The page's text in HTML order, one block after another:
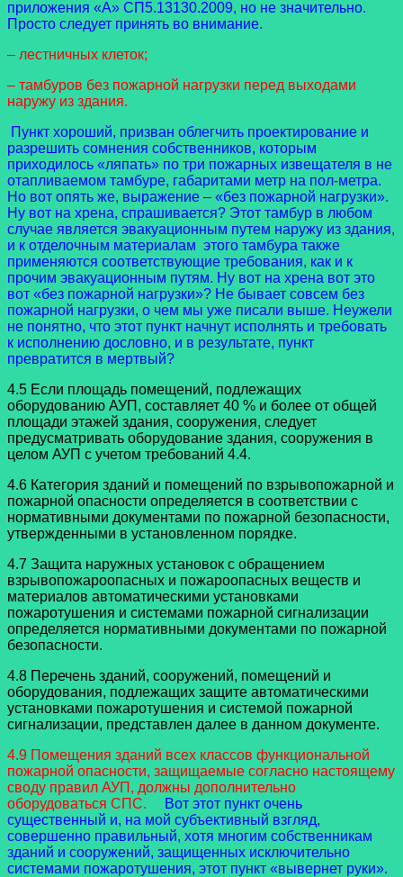
приложения «А» СП5.13130.2009, но не значительно.
Просто следует принять во внимание.
– лестничных клеток;
– тамбуров без пожарной нагрузки перед выходами
наружу из здания.
Пункт хороший, призван облегчить проектирование и
разрешить сомнения собственников, которым
приходилось «ляпать» по три пожарных извещателя в не
отапливаемом тамбуре, габаритами метр на пол-метра.
Но вот опять же, выражение – «без пожарной нагрузки».
Ну вот на хрена, спрашивается? Этот тамбур в любом
случае является эвакуационным путем наружу из здания,
и к отделочным материалам этого тамбура также
применяются соответствующие требования, как и к
прочим эвакуационным путям. Ну вот на хрена вот это
вот «без пожарной нагрузки»? Не бывает совсем без
пожарной нагрузки, о чем мы уже писали выше. Неужели
не понятно, что этот пункт начнут исполнять и требовать
к исполнению дословно, и в результате, пункт
превратится в мертвый?
4.5 Если площадь помещений, подлежащих
оборудованию АУП, составляет 40 % и более от общей
площади этажей здания, сооружения, следует
предусматривать оборудование здания, сооружения в
целом АУП с учетом требований 4.4.
4.6 Категория зданий и помещений по взрывопожарной и
пожарной опасности определяется в соответствии с
нормативными документами по пожарной безопасности,
утвержденными в установленном порядке.
4.7 Защита наружных установок с обращением
взрывопожароопасных и пожароопасных веществ и
материалов автоматическими установками
пожаротушения и системами пожарной сигнализации
определяется нормативными документами по пожарной
безопасности.
4.8 Перечень зданий, сооружений, помещений и
оборудования, подлежащих защите автоматическими
установками пожаротушения и системой пожарной
сигнализации, представлен далее в данном документе.
4.9 Помещения зданий всех классов функциональной
пожарной опасности, защищаемые согласно настоящему
своду правил АУП, должны дополнительно
оборудоваться СПС.
Вот этот пункт очень
существенный и, на мой субъективный взгляд,
совершенно правильный, хотя многим собственникам
зданий и сооружений, защищенных исключительно
системами пожаротушения, этот пункт «вывернет руки».